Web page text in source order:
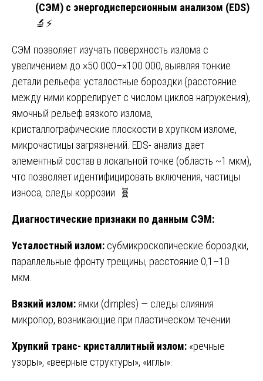
(СЭМ) с энергодисперсионным анализом (EDS)
🔬⚡
СЭМ позволяет изучать поверхность излома с
увеличением до ×50 000–×100 000, выявляя тонкие
детали рельефа: усталостные бороздки (расстояние
между ними коррелирует с числом циклов нагружения),
ямочный рельеф вязкого излома,
кристаллографические плоскости в хрупком изломе,
микрочастицы загрязнений. EDS- анализ дает
элементный состав в локальной точке (область ~1 мкм),
что позволяет идентифицировать включения, частицы
износа, следы коррозии. 🧬
Диагностические признаки по данным СЭМ:
Усталостный излом: субмикроскопические бороздки,
параллельные фронту трещины, расстояние 0,1–10
мкм.
Вязкий излом: ямки (dimples) — следы слияния
микропор, возникающие при пластическом течении.
Хрупкий транс- кристаллитный излом: «речные
узоры», «веерные структуры», «иглы».